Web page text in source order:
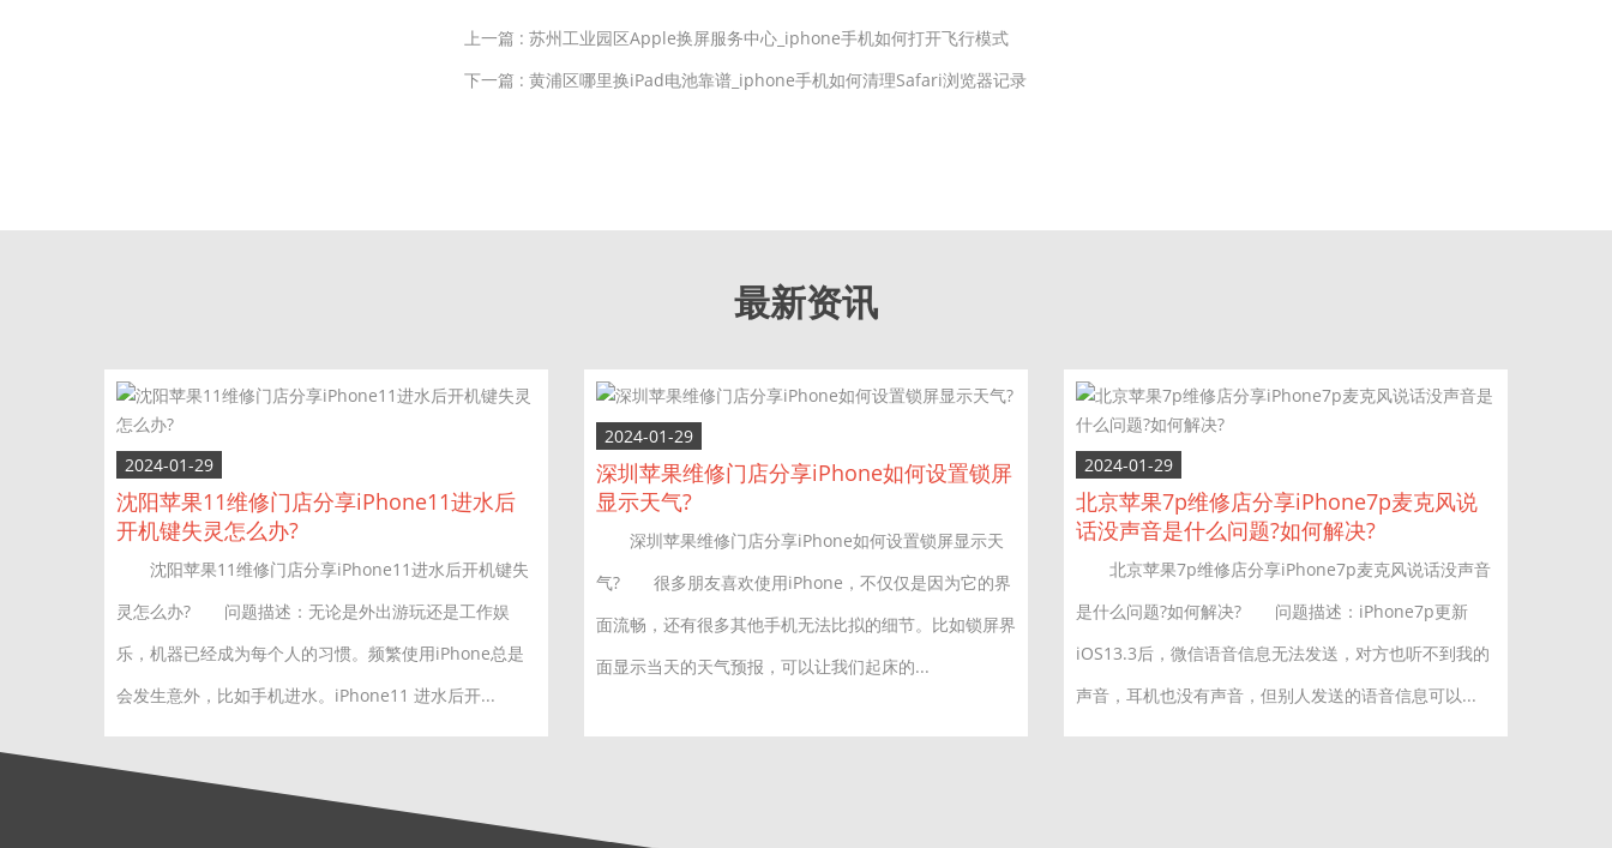
上一篇 : 苏州工业园区Apple换屏服务中心_iphone手机如何打开飞行模式
下一篇 : 黄浦区哪里换iPad电池靠谱_iphone手机如何清理Safari浏览器记录
最新资讯
2024-01-29
沈阳苹果11维修门店分享iPhone11进水后
开机键失灵怎么办?
沈阳苹果11维修门店分享iPhone11进水后开机键失
灵怎么办? 问题描述：无论是外出游玩还是工作娱
乐，机器已经成为每个人的习惯。频繁使用iPhone总是
会发生意外，比如手机进水。iPhone11 进水后开...
2024-01-29
深圳苹果维修门店分享iPhone如何设置锁屏
显示天气?
深圳苹果维修门店分享iPhone如何设置锁屏显示天
气? 很多朋友喜欢使用iPhone，不仅仅是因为它的界
面流畅，还有很多其他手机无法比拟的细节。比如锁屏界
面显示当天的天气预报，可以让我们起床的...
2024-01-29
北京苹果7p维修店分享iPhone7p麦克风说
话没声音是什么问题?如何解决?
北京苹果7p维修店分享iPhone7p麦克风说话没声音
是什么问题?如何解决? 问题描述：iPhone7p更新
iOS13.3后，微信语音信息无法发送，对方也听不到我的
声音，耳机也没有声音，但别人发送的语音信息可以...